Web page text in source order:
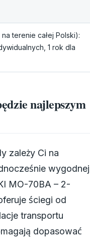
terenie całej Polski):
1 rok dla
najlepszym
zależy Ci na
wygodnej
MO-70BA – 2-
ściegi od
transportu
dopasować